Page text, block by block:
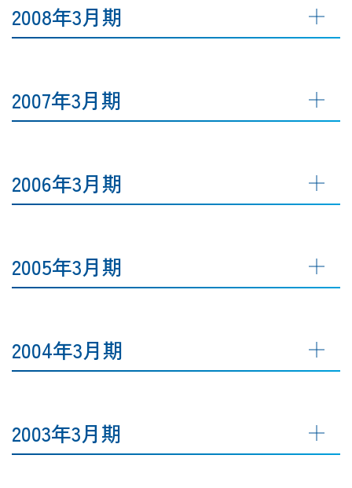
2008年3月期
2007年3月期
2006年3月期
2005年3月期
2004年3月期
2003年3月期